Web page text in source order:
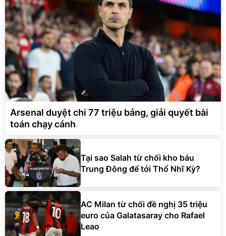
Arsenal duyệt chi 77 triệu bảng, giải quyết bài
toán chạy cánh
Tại sao Salah từ chối kho báu
Trung Đông để tới Thổ Nhĩ Kỳ?
AC Milan từ chối đề nghị 35 triệu
euro của Galatasaray cho Rafael
Leao